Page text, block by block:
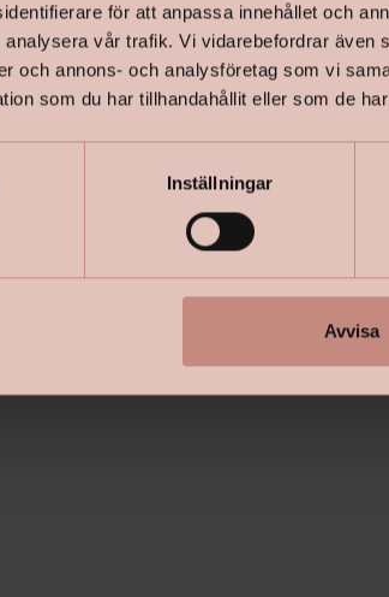
för att anpassa innehållet och
vår trafik. Vi vidarebefordrar även
och annons- och analysföretag som vi
som du har tillhandahållit eller som de
Inställningar
Avvisa